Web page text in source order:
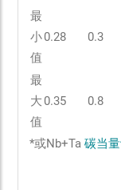
最
小
值
0.28 0.3
最
大
值
0.35 0.8
*或Nb+Ta 碳当